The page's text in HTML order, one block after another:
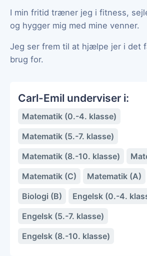
I min fritid træner jeg i fitness,
og hygger mig med mine venner.
Jeg ser frem til at hjælpe jer i det
brug for.
Carl-Emil underviser i:
Matematik (0.-4. klasse)
Matematik (5.-7. klasse)
Matematik (8.-10. klasse)
Matematik (C)
Matematik (A)
Biologi (B)
Engelsk (0.-4.
Engelsk (5.-7. klasse)
Engelsk (8.-10. klasse)